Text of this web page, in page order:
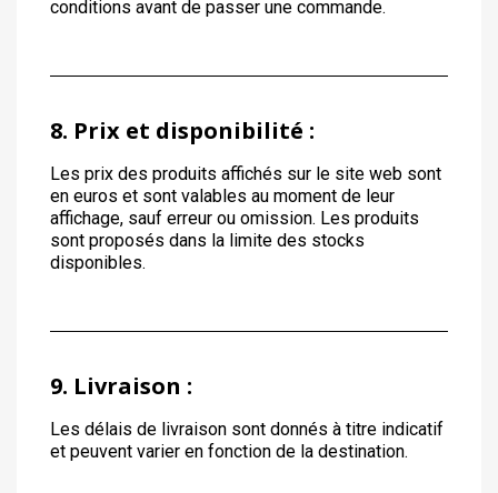
conditions avant de passer une commande.
8. Prix et disponibilité :
Les prix des produits affichés sur le site web sont
en euros et sont valables au moment de leur
affichage, sauf erreur ou omission. Les produits
sont proposés dans la limite des stocks
disponibles.
9. Livraison :
Les délais de livraison sont donnés à titre indicatif
et peuvent varier en fonction de la destination.